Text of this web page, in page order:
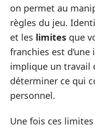
on permet au
règles du jeu.
et les limites que
franchies est
implique un travail
déterminer ce qui
personnel.
Une fois ces